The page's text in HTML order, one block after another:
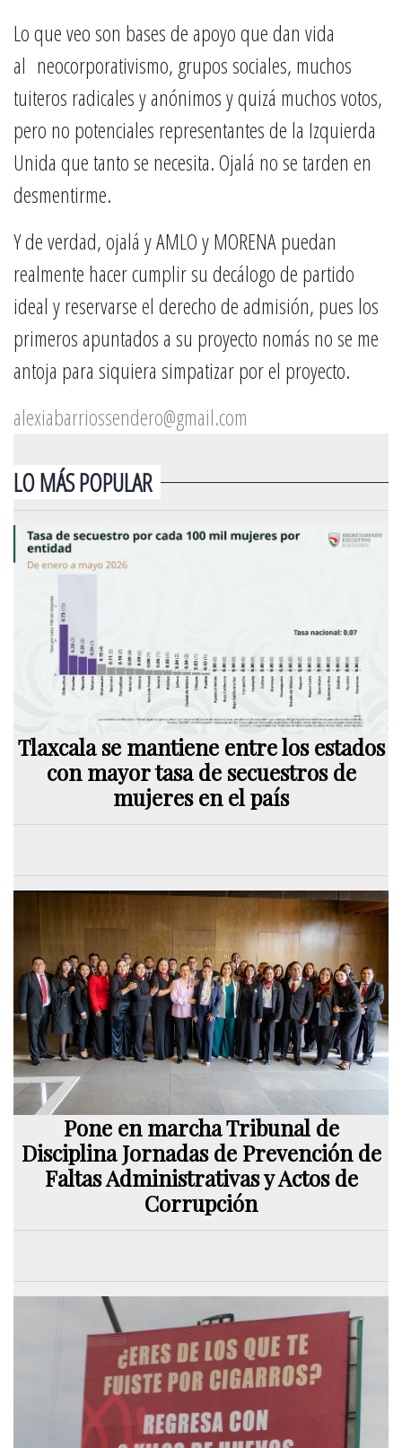
Lo que veo son bases de apoyo que dan vida
al neocorporativismo, grupos sociales, muchos
tuiteros radicales y anónimos y quizá muchos votos,
pero no potenciales representantes de la Izquierda
Unida que tanto se necesita. Ojalá no se tarden en
desmentirme.
Y de verdad, ojalá y AMLO y MORENA puedan
realmente hacer cumplir su decálogo de partido
ideal y reservarse el derecho de admisión, pues los
primeros apuntados a su proyecto nomás no se me
antoja para siquiera simpatizar por el proyecto.
alexiabarriossendero@gmail.com
LO MÁS POPULAR
Tlaxcala se mantiene entre los estados
con mayor tasa de secuestros de
mujeres en el país
Pone en marcha Tribunal de
Disciplina Jornadas de Prevención de
Faltas Administrativas y Actos de
Corrupción